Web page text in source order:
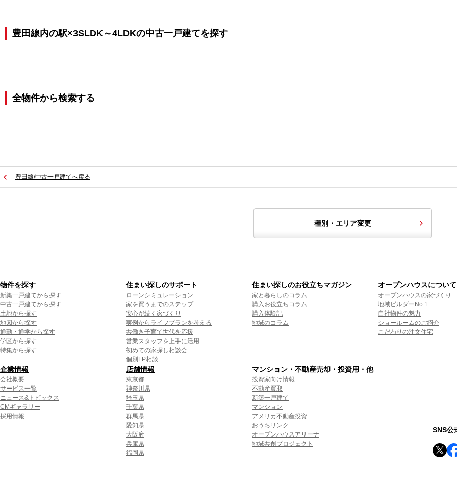
豊田線内の駅×3SLDK～4LDKの中古一戸建てを探す
全物件から検索する
豊田線/中古一戸建てへ戻る
種別・エリア変更
物件を探す
新築一戸建てから探す
中古一戸建てから探す
土地から探す
地図から探す
通勤・通学から探す
学区から探す
特集から探す
住まい探しのサポート
ローンシミュレーション
家を買うまでのステップ
安心が続く家づくり
実例からライフプランを考える
共働き子育て世代を応援
営業スタッフを上手に活用
初めての家探し相談会
個別FP相談
住まい探しのお役立ちマガジン
家と暮らしのコラム
購入お役立ちコラム
購入体験記
地域のコラム
オープンハウスについて
オープンハウスの家づくり
地域ビルダーNo.1
自社物件の魅力
ショールームのご紹介
こだわりの注文住宅
企業情報
会社概要
サービス一覧
ニュース&トピックス
CMギャラリー
採用情報
店舗情報
東京都
神奈川県
埼玉県
千葉県
群馬県
愛知県
大阪府
兵庫県
福岡県
マンション・不動産売却・投資用・他
投資家向け情報
不動産買取
新築一戸建て
マンション
アメリカ不動産投資
おうちリンク
オープンハウスアリーナ
地域共創プロジェクト
SNS公